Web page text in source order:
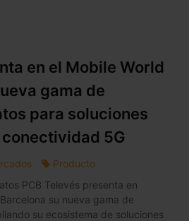
en el Mobile World
gama de
para soluciones
5G
Producto
PCB Televés presenta en
su nueva gama de
su ecosistema de soluciones